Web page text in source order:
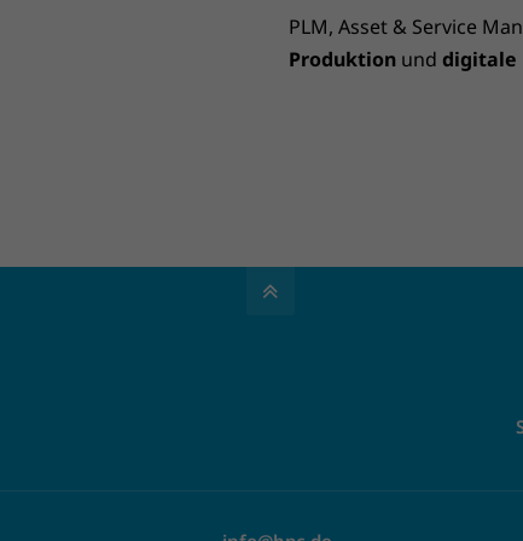
PLM, Asset & Service
Produktion und digitale